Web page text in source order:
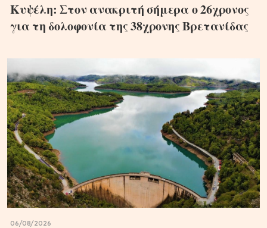
Κυψέλη: Στον ανακριτή σήμερα ο 26χρονος
για τη δολοφονία της 38χρονης Βρετανίδας
06/08/2026